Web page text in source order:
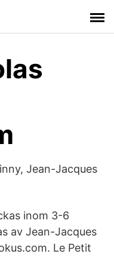
Jean-Jacques
inom 3-6
av Jean-Jacques
Le Petit